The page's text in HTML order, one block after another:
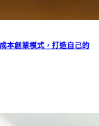
本創業模式，打造自己的